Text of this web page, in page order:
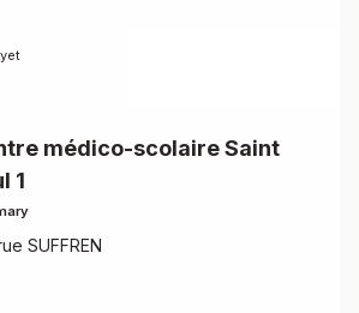
médico-scolaire Saint
1
SUFFREN